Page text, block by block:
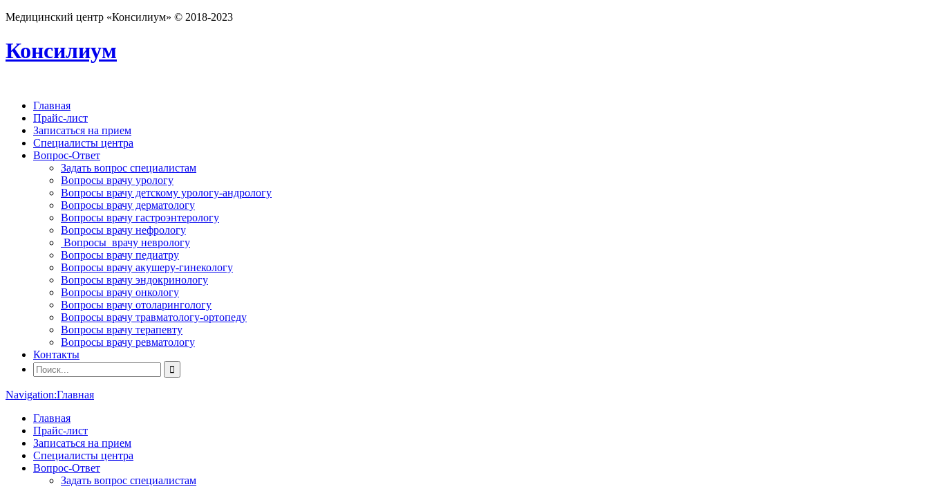
Медицинский центр «Консилиум» © 2018-2023
Консилиум
Главная
Прайс-лист
Записаться на прием
Специалисты центра
Вопрос-Ответ
Задать вопрос специалистам
Вопросы врачу урологу
Вопросы врачу детскому урологу-андрологу
Вопросы врачу дерматологу
Вопросы врачу гастроэнтерологу
Вопросы врачу нефрологу
Вопросы врачу неврологу
Вопросы врачу педиатру
Вопросы врачу акушеру-гинекологу
Вопросы врачу эндокринологу
Вопросы врачу онкологу
Вопросы врачу отоларингологу
Вопросы врачу травматологу-ортопеду
Вопросы врачу терапевту
Вопросы врачу ревматологу
Контакты
Navigation:Главная
Главная
Прайс-лист
Записаться на прием
Специалисты центра
Вопрос-Ответ
Задать вопрос специалистам